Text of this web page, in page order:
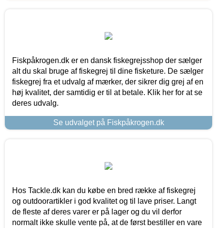
Fiskpåkrogen.dk er en dansk fiskegrejsshop der sælger
alt du skal bruge af fiskegrej til dine fisketure. De sælger
fiskegrej fra et udvalg af mærker, der sikrer dig grej af en
høj kvalitet, der samtidig er til at betale. Klik her for at se
deres udvalg.
Se udvalget på Fiskpåkrogen.dk
Hos Tackle.dk kan du købe en bred række af fiskegrej
og outdoorartikler i god kvalitet og til lave priser. Langt
de fleste af deres varer er på lager og du vil derfor
normalt ikke skulle vente på, at de først bestiller en vare